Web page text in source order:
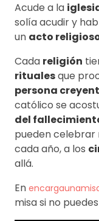
Acude a la
solía acudir y
un acto
Cada religión
ritualesque
persona
católico se
del
pueden celebrar
cada año, a los
allá.
En
misa si no